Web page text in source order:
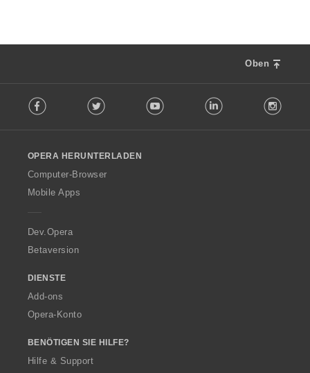
Oben
o
w
O
p
a
Facebook Twitter Youtube LinkedIn
OPERA HERUNTERLADEN
Computer-Browser
Mobile Apps
Dev.Opera
Betaversion
DIENSTE
Add-ons
Opera-Konto
BENÖTIGEN SIE HILFE?
Hilfe & Support